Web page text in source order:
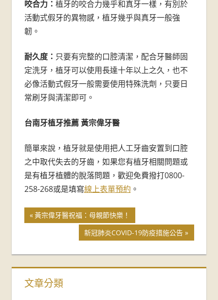
咬合力： 植牙的咬合力幾乎和真牙一樣，有別於
活動式假牙的異物感，植牙幾乎與真牙一般強
韌。
耐久度： 只要有完整的口腔清潔，配合牙醫師固
定洗牙，植牙可以使用長達十年以上之久，也不
必像活動式假牙一般需要使用特殊洗劑，只要日
常刷牙與清潔即可。
台南牙植牙推薦 黃宗偉牙醫
簡單來說，植牙就是使用把人工牙齒安置到口腔
之中取代失去的牙齒，如果您有植牙相關問題或
是有植牙植體的脫落問題，歡迎免費撥打0800-
258-268或是填寫線上表單預約 。
黃宗偉牙醫祝福：母親節快樂！
新冠肺炎COVID-19防疫措施公告
文章分類